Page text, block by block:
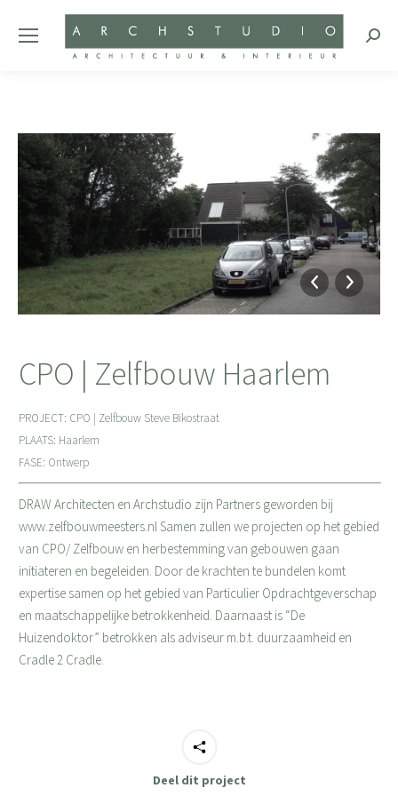
CPO | Zelfbouw Haarlem
PROJECT: CPO | Zelfbouw Steve Bikostraat
PLAATS: Haarlem
FASE: Ontwerp
DRAW Architecten en Archstudio zijn Partners geworden bij
www.zelfbouwmeesters.nl Samen zullen we projecten op het gebied
van CPO/ Zelfbouw en herbestemming van gebouwen gaan
initiateren en begeleiden. Door de krachten te bundelen komt
expertise samen op het gebied van Particulier Opdrachtgeverschap
en maatschappelijke betrokkenheid. Daarnaast is “De
Huizendoktor” betrokken als adviseur m.b.t. duurzaamheid en
Cradle 2 Cradle.
Deel dit project